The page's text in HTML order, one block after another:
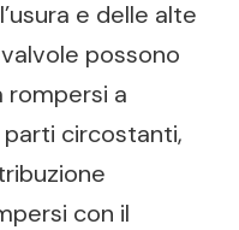
e delle alte
possono
rompersi a
circostanti,
con il